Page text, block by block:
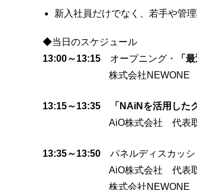
新入社員だけでなく、若手や管
◆当日のスケジュール
13:00～13:15 オープニング・
「
株式会社NEWONE 代表
13:15～13:35
「NAiNを活用した
AiO株式会社 代表取締
13:35～13:50 パネルディスカッシ
AiO株式会社 代表取締
株式会社NEWONE 代表